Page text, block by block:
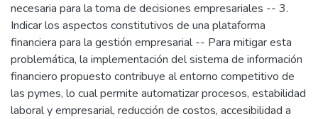
necesaria para la toma de decisiones empresariales -- 3.
Indicar los aspectos constitutivos de una plataforma
financiera para la gestión empresarial -- Para mitigar esta
problemática, la implementación del sistema de información
financiero propuesto contribuye al entorno competitivo de
las pymes, lo cual permite automatizar procesos, estabilidad
laboral y empresarial, reducción de costos, accesibilidad a